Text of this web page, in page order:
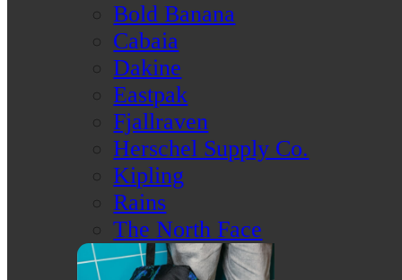
Bold Banana
Cabaia
Dakine
Eastpak
Fjallraven
Herschel Supply Co.
Kipling
Rains
The North Face